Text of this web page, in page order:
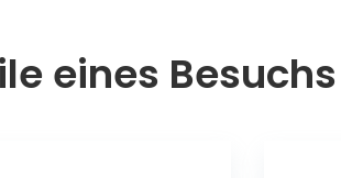
eines